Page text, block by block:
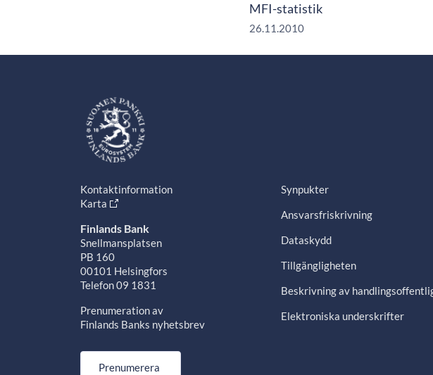
MFI-statistik
26.11.2010
Kontaktinformation
Karta
Finlands Bank
Snellmansplatsen
PB 160
00101 Helsingfors
Telefon 09 1831
Prenumeration av
Finlands Banks nyhetsbrev
Prenumerera
Synpukter
Ansvarsfriskrivning
Dataskydd
Tillgängligheten
Beskrivning av
Elektroniska underskrifter